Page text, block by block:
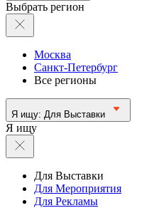
Выбрать регион
Москва
Санкт-Петербург
Все регионы
Я ищу: Для Выставки
Я ищу
Для Выставки
Для Мероприятия
Для Рекламы